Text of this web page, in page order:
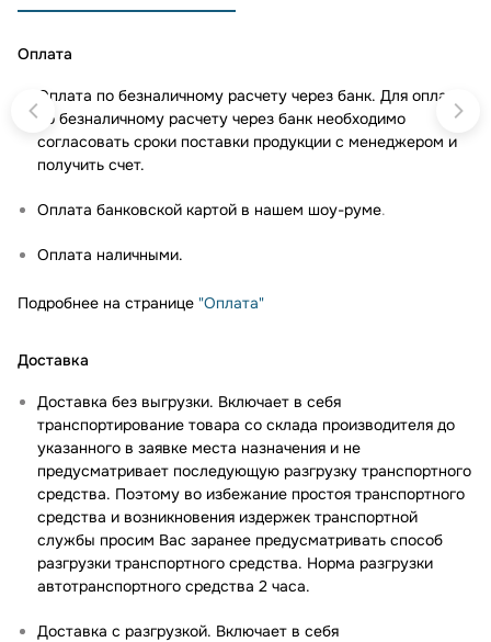
Оплата
Оплата по безналичному расчету через банк. Для оплаты
по безналичному расчету через банк необходимо
согласовать сроки поставки продукции с менеджером и
получить счет.
Оплата банковской картой в нашем шоу-руме.
Оплата наличными.
Подробнее на странице "Оплата"
Доставка
Доставка без выгрузки. Включает в себя
транспортирование товара со склада производителя до
указанного в заявке места назначения и не
предусматривает последующую разгрузку транспортного
средства. Поэтому во избежание простоя транспортного
средства и возникновения издержек транспортной
службы просим Вас заранее предусматривать способ
разгрузки транспортного средства. Норма разгрузки
автотранспортного средства 2 часа.
Доставка с разгрузкой. Включает в себя